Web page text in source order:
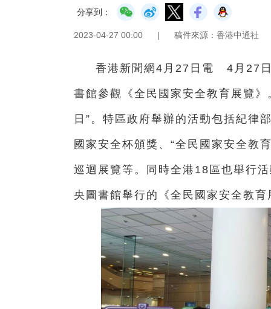
分享到：
2023-04-27 00:00 | 稿件來源：香港中通社
香港新聞網4月27日電 4月27
書館參觀《全民國家安全教育展覽
日”。特區政府舉辦的活動包括紀律
國家安全杯頒獎、“全民國家安全教
巡迴展覽等。同時全港18區也舉行
央圖書館舉行的 《全民國家安全教